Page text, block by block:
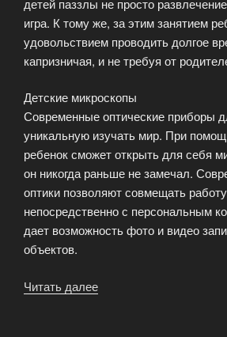
детей паззлы не просто
игра. К тому же, за этим занятием
удовольствием проводить долгое
капризничая, и не требуя от
Детские микроскопы
Современные оптические приборы
уникальную изучать мир. При
ребенок сможет открыть для себя
он никогда раньше не замечал.
оптики позволяют совмещать
непосредственно с персональным
дает возможность фото и видео
объектов.
Читать далее